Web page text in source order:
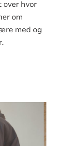
over hvor
om
med og